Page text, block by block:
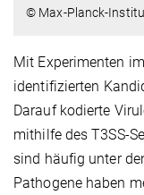
© Max-Planck-
Mit Experimenten
identifizierten
Darauf kodierte
mithilfe des T3SS-
sind häufig unter
Pathogene haben